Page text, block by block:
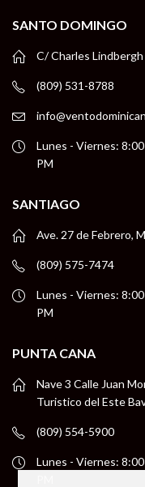
SANTO DOMINGO
C/ Charles
(809) 531-8788
Lunes - Viernes:
PM
SANTIAGO
Ave. 27 de Febrero,
(809) 575-7474
Lunes - Viernes:
PM
PUNTA CANA
Nave 3 Calle Juan
Turistico del Este
(809) 554-5900
Lunes - Viernes: